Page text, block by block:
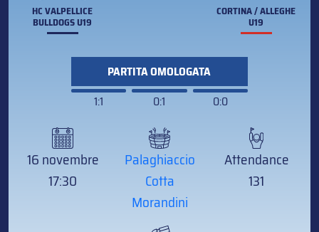
HC VALPELLICE
BULLDOGS U19
CORTINA / ALLEGHE
U19
PARTITA OMOLOGATA
1:1
0:1 0:0
16 novembre
17:30
Palaghiaccio
Cotta
Morandini
Attendance
131